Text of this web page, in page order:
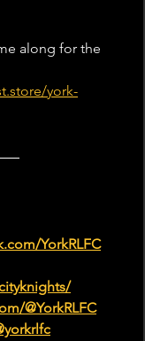
along for the
york-
YorkRLFC
@YorkRLFC